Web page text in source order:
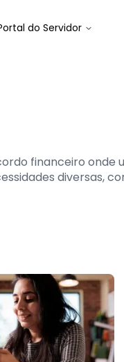
do Servidor
financeiro onde
diversas,